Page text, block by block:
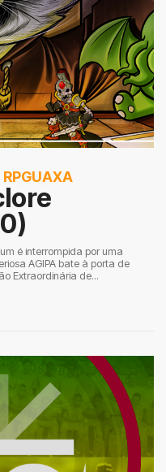
RPGUAXA
é interrompida por uma
AGIPA bate à porta de
Extraordinária de...